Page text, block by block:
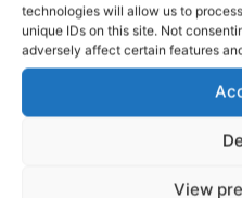
technologies will allow us to
unique IDs on this site. Not
adversely affect certain features
View
Γίνετε μέλος σε αυτό το
πρόσβαση σε προνόμια:
https://www.youtube.com/
(***) H Livestreaming